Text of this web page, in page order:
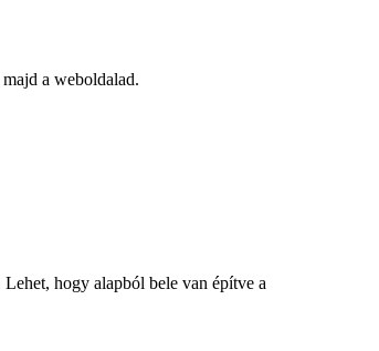
a weboldalad.
hogy alapból bele van építve a